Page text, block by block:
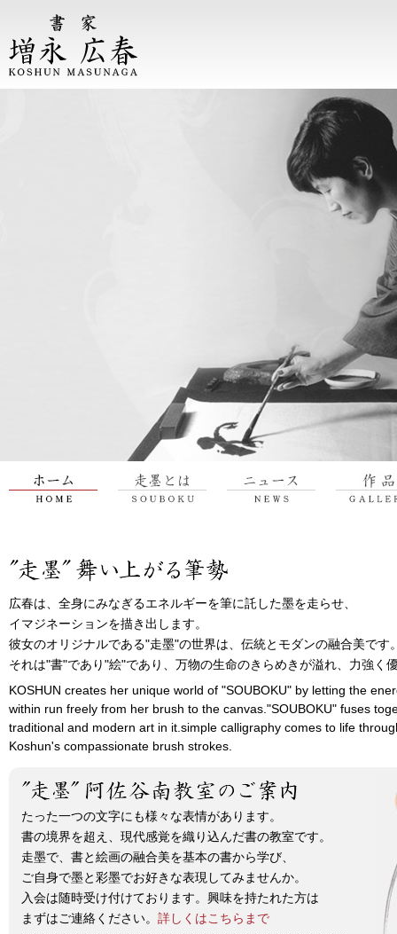
広春は、全身にみなぎるエネルギーを筆に託した墨を走らせ、
イマジネーションを描き出します。
彼女のオリジナルである"走墨"の世界は、伝統とモダンの融合美です
それは"書"であり"絵"であり、万物の生命のきらめきが溢れ、力強く
KOSHUN creates her unique world of "SOUBOKU" by letting the
within run freely from her brush to the canvas."SOUBOKU" fuses
traditional and modern art in it.simple calligraphy comes to life
Koshun's compassionate brush strokes.
たった一つの文字にも様々な表情があります。
書の境界を超え、現代感覚を織り込んだ書の教室です。
走墨で、書と絵画の融合美を基本の書から学び、
ご自身で墨と彩墨でお好きな表現してみませんか。
入会は随時受け付けております。興味を持たれた方は
まずはご連絡ください。 詳しくはこちらまで